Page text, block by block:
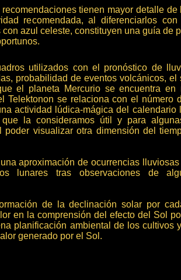
utilizados con el pronóstico de
probabilidad de eventos volcánicos, el
el planeta Mercurio se encuentra en
Telektonon se relaciona con el número
actividad lúdica-mágica del calendario
la consideramos útil y para
poder visualizar otra dimensión del
aproximación de ocurrencias lluviosas
lunares tras observaciones de
de la declinación solar por
en la comprensión del efecto del Sol
planificación ambiental de los cultivos
generado por el Sol.
tienen mayor detalle de
recomendada, al diferenciarlos
azul celeste, constituyen una guía de